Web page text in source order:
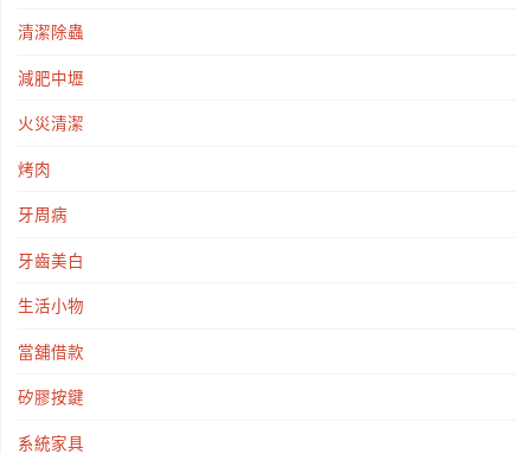
清潔除蟲
減肥中壢
火災清潔
烤肉
牙周病
牙齒美白
生活小物
當舖借款
矽膠按鍵
系統家具